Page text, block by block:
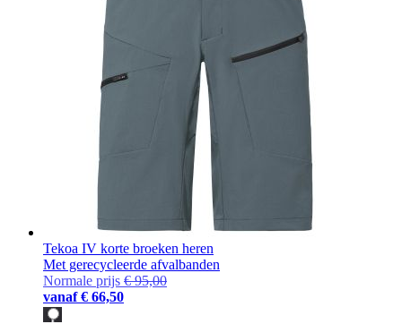
Tekoa IV korte broeken heren
Met gerecycleerde afvalbanden
Normale prijs € 95,00
vanaf € 66,50